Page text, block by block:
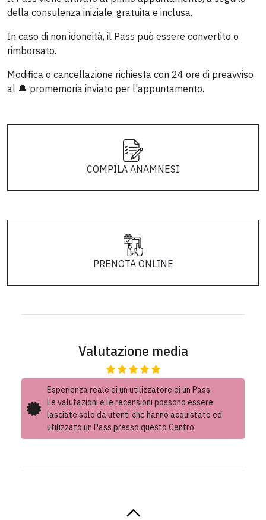
della consulenza iniziale, gratuita e inclusa.
In caso di non idoneità, il Pass può essere convertito o
rimborsato.
Modifica o cancellazione richiesta con 24 ore di preavviso
al 🔔 promemoria inviato per l'appuntamento.
COMPILA ANAMNESI
PRENOTA ONLINE
Valutazione media
Esperienza reale di un utilizzatore di un Pass
Le valutazioni e le recensioni possono essere
lasciate solo da utenti che hanno acquistato ed
utilizzato un Pass presso questo Centro